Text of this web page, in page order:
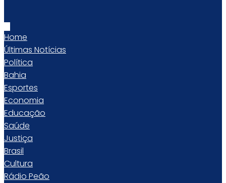
Home
Últimas Notícias
Política
Bahia
Esportes
Economia
Educação
Saúde
Justiça
Brasil
Cultura
Rádio Peão